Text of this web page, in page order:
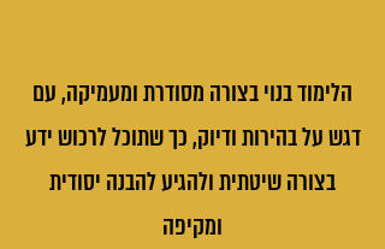
הלימוד בנוי בצורה מסודרת ומעמיקה, עם
דגש על בהירות ודיוק, כך שתוכל לרכוש ידע
בצורה שיטתית ולהגיע להבנה יסודית
ומקיפה